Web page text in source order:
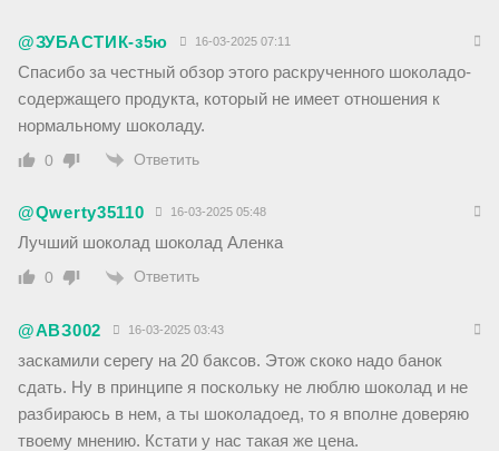
@ЗУБАСТИК-з5ю 16-03-2025 07:11
Спасибо за честный обзор этого раскрученного шоколадо-
содержащего продукта, который не имеет отношения к
нормальному шоколаду.
0 Ответить
@Qwerty35110 16-03-2025 05:48
Лучший шоколад шоколад Аленка
0 Ответить
@АВЗ002 16-03-2025 03:43
заскамили серегу на 20 баксов. Этож скоко надо банок
сдать. Ну в принципе я поскольку не люблю шоколад и не
разбираюсь в нем, а ты шоколадоед, то я вполне доверяю
твоему мнению. Кстати у нас такая же цена.